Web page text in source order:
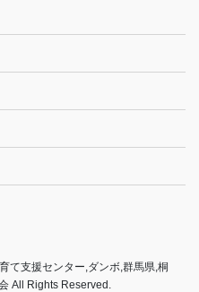
て支援センター,ダンボ,群馬県,桐
All Rights Reserved.